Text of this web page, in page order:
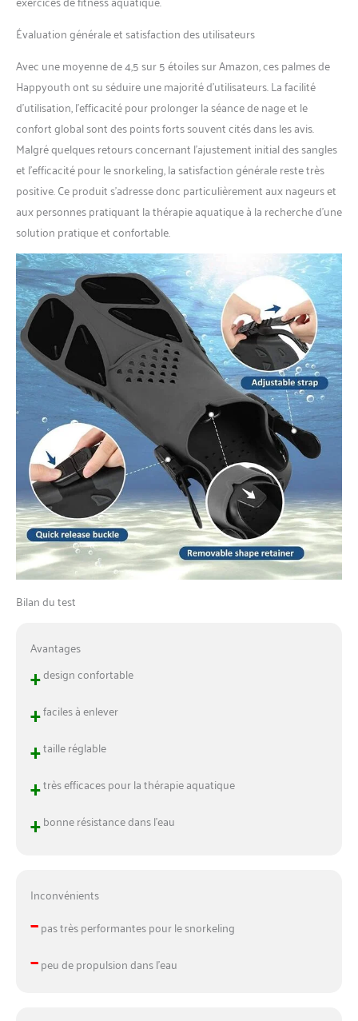
frappe. Design d'ombre
sûr à utiliser. Palmes de
natation à usage multiple :
les palmes courtes seront
une aide utile pour la
plongée, la natation
récréative, la plongée avec
tuba et la natation, soit pour
les amateurs de piscine ou
de natation en mer ou les
plongeurs. Taille compacte,
palmes de plongée parfaites
pour les voyages, se glissent
facilement dans n'importe
quelle valise ou sac à dos.
Nos palmes de voyage sont
livrées avec un sac en maille
à séchage rapide pour être
facilement stockées et
transportées pour les
voyages. 3 tailles unisexes
pour enfants, adolescents,
adultes (femmes, hommes).
Cadeau idéal pour les
amateurs de plongée avec
tuba : nos palmes de
plongée légères sont un
excellent choix pour les
voyageurs passionnés
Achetez un équipement de
plongée avec tuba pour
adultes recevra un sac
contacter. Nous vous
d'achat sans soucis et un
Évaluation générale et satisfaction des utilisateurs
Avec une moyenne de 4,5 sur 5 étoiles sur Amazon, ces palmes de
Happyouth ont su séduire une majorité d’utilisateurs. La facilité
d’utilisation, l’efficacité pour prolonger la séance de nage et le
confort global sont des points forts souvent cités dans les avis.
Malgré quelques retours concernant l’ajustement initial des sangles
et l’efficacité pour le snorkeling, la satisfaction générale reste très
positive. Ce produit s’adresse donc particulièrement aux nageurs et
aux personnes pratiquant la thérapie aquatique à la recherche d’une
solution pratique et confortable.
Bilan du test
Avantages
+design confortable
+faciles à enlever
+taille réglable
+très efficaces pour la thérapie aquatique
+bonne résistance dans l’eau
Inconvénients
–pas très performantes pour le snorkeling
–peu de propulsion dans l’eau